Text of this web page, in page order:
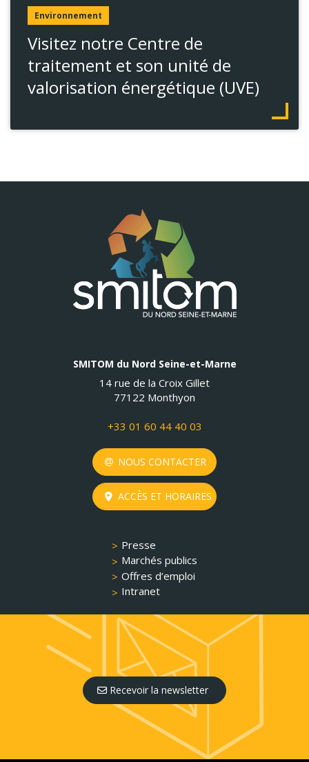
Environnement
Visitez notre Centre de
traitement et son unité de
valorisation énergétique (UVE)
SMITOM du Nord Seine-et-Marne
14 rue de la Croix Gillet
77122 Monthyon
+33 01 60 44 40 03
NOUS CONTACTER
ACCÈS ET HORAIRES
Presse
Marchés publics
Offres d’emploi
Intranet
Recevoir la newsletter